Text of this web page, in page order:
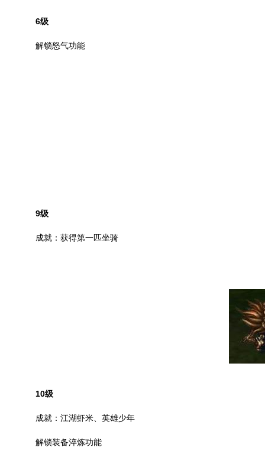
6级
解锁怒气功能
9级
成就：获得第一匹坐骑
10级
成就：江湖虾米、英雄少年
解锁装备淬炼功能